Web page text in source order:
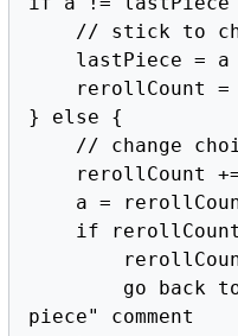
} else {
piece" comment